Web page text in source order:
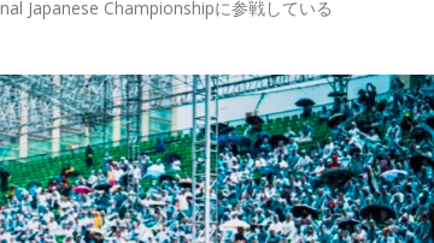
Japanese Championshipに参戦している